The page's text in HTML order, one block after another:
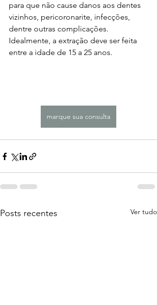
para que não cause danos aos dentes
vizinhos, pericoronarite, infecções,
dentre outras complicações.
Idealmente, a extração deve ser feita
entre a idade de 15 a 25 anos.
marque sua consulta
Posts recentes Ver tudo